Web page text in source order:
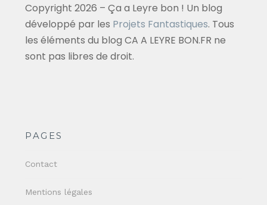
Copyright 2026 – Ça a Leyre bon ! Un blog
développé par les Projets Fantastiques. Tous
les éléments du blog CA A LEYRE BON.FR ne
sont pas libres de droit.
PAGES
Contact
Mentions légales